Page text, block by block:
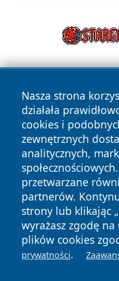
Nasza strona
działała
cookies i
zewnętrznych
analitycznych,
przetwarzane
partnerów.
strony lub klikając
wyrażasz zgodę
plików cookies
prywatności.
Copyright © 2026
zastrzeżone.
News Autorzy